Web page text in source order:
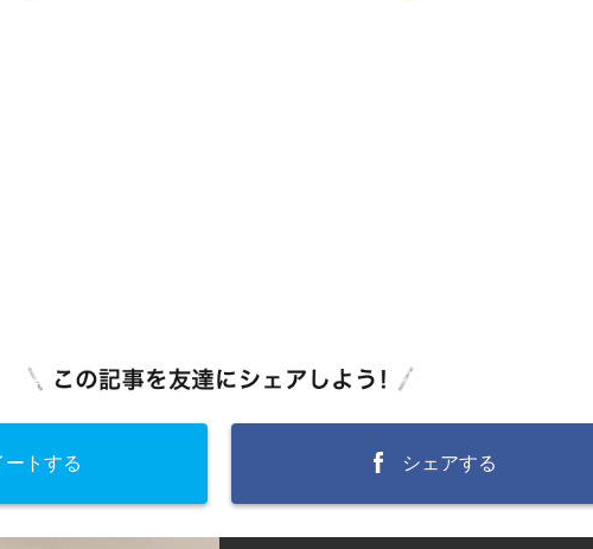
ートする シェアする